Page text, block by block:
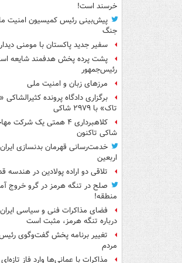
خرسند است!
پیش‌بینی رئیس کمیسیون امنیت
جنگ
سفیر جدید پاکستان با مومنی
پشت پرده پخش هدفمند شایعه
رئیس‌جمهور
مرزهای زبان و امنیت ملی
برگزاری دادگاه پرونده کثیرالشاکی
تاک» با ۲۹۷۹ شاکی
شاکی تاکنون
خدمت‌رسانی قهرمان بدنسازی ایران
اربعین
تلاقی دو اراده پولادین در هندسه
صلح در تنگه هرمز در گرو خروج
منطقه!
فضای مذاکرات فنی و سیاسی
درباره تنگه هرمز، مثبت است
تغییر برنامه پخش گفت‌وگوی
مردم
مذاکرات با عمانی‌ها وارد فاز